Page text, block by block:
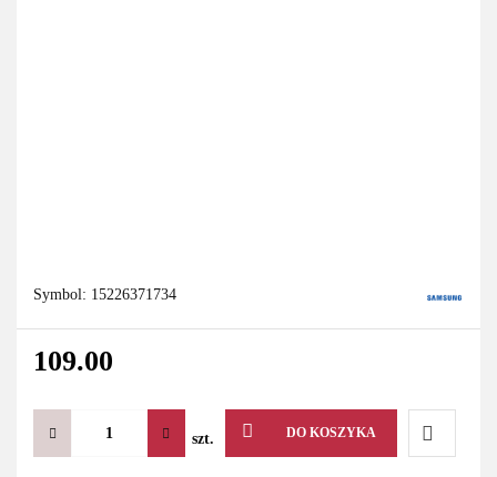
Symbol: 15226371734
109.00
szt. DO KOSZYKA